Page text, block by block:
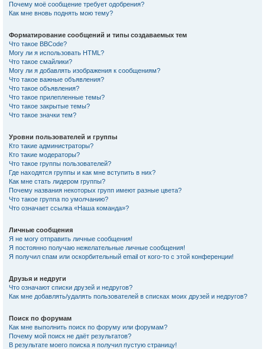
Почему моё сообщение требует одобрения?
Как мне вновь поднять мою тему?
Форматирование сообщений и типы создаваемых тем
Что такое BBCode?
Могу ли я использовать HTML?
Что такое смайлики?
Могу ли я добавлять изображения к сообщениям?
Что такое важные объявления?
Что такое объявления?
Что такое прилепленные темы?
Что такое закрытые темы?
Что такое значки тем?
Уровни пользователей и группы
Кто такие администраторы?
Кто такие модераторы?
Что такое группы пользователей?
Где находятся группы и как мне вступить в них?
Как мне стать лидером группы?
Почему названия некоторых групп имеют разные цвета?
Что такое группа по умолчанию?
Что означает ссылка «Наша команда»?
Личные сообщения
Я не могу отправить личные сообщения!
Я постоянно получаю нежелательные личные сообщения!
Я получил спам или оскорбительный email от кого-то с этой конференции!
Друзья и недруги
Что означают списки друзей и недругов?
Как мне добавлять/удалять пользователей в списках моих друзей и недругов?
Поиск по форумам
Как мне выполнить поиск по форуму или форумам?
Почему мой поиск не даёт результатов?
В результате моего поиска я получил пустую страницу!